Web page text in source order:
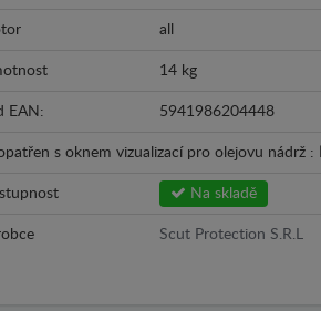
all
14 kg
EAN: 5941986204448
s oknem vizualizací pro olejovu nádrž :
Na skladě
Scut Protection S.R.L